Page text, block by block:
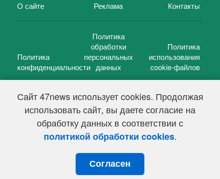
Сайт 47news использует cookies. Продолжая
использовать сайт, вы даете согласие на
обработку данных в соответствии с
политикой обработки cookies.
Согласен
О сайте Реклама Контакты
Политика
конфиденциальности
Политика
обработки
персональных
данных
Политика
использования
cookie-файлов
47 новостей (47 news)2005 — 2026 г.
Свидетельство о регистрации СМИ Эл № ФС 77-39848, выдано
Федеральной службой по надзору в сфере связи,
информационных технологий и массовых коммуникаций